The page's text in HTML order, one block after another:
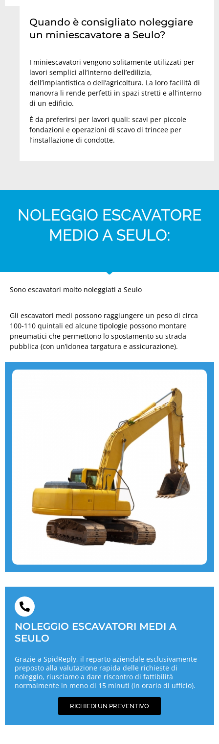
Quando è consigliato noleggiare
un miniescavatore a Seulo?
I miniescavatori vengono solitamente utilizzati per
lavori semplici all’interno dell’edilizia,
dell’impiantistica o dell’agricoltura. La loro facilità di
manovra li rende perfetti in spazi stretti e all’interno
di un edificio.
È da preferirsi per lavori quali: scavi per piccole
fondazioni e operazioni di scavo di trincee per
l’installazione di condotte.
NOLEGGIO ESCAVATORE
MEDIO A SEULO:
Sono escavatori molto noleggiati a Seulo
Gli escavatori medi possono raggiungere un peso di circa
100-110 quintali ed alcune tipologie possono montare
pneumatici che permettono lo spostamento su strada
pubblica (con un’idonea targatura e assicurazione).
NOLEGGIO ESCAVATORI MEDI A
SEULO
Grazie a SpidReply, il reparto aziendale esclusivamente
preposto alla valutazione rapida delle richieste di
noleggio, riusciamo a dare riscontro di fattibilità
normalmente in meno di 15 minuti (in orario di ufficio).
RICHIEDI UN PREVENTIVO